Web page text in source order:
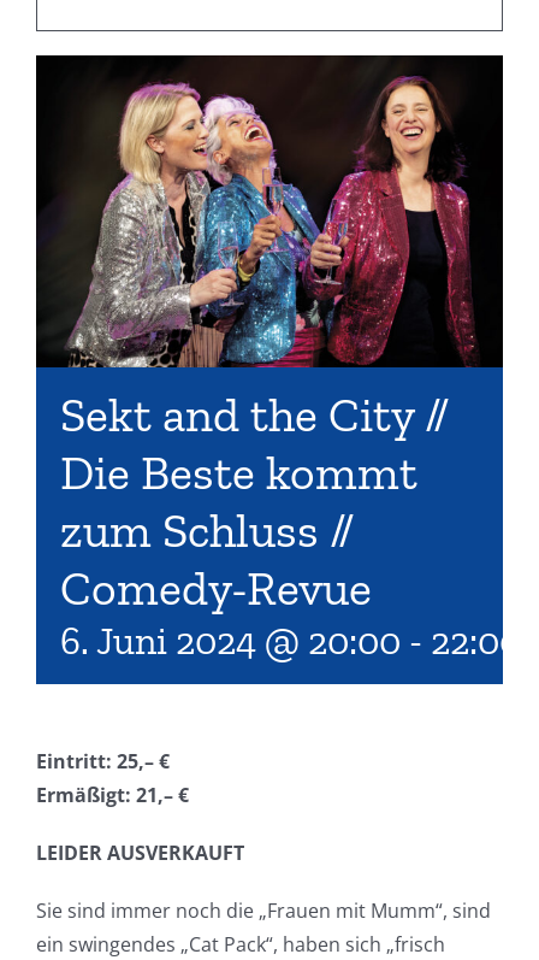
Sekt and the City //
Die Beste kommt
zum Schluss //
Comedy-Revue
6. Juni 2024 @ 20:00 - 22:00
Eintritt: 25,– €
Ermäßigt: 21,– €
LEIDER AUSVERKAUFT
Sie sind immer noch die „Frauen mit Mumm“, sind
ein swingendes „Cat Pack“, haben sich „frisch